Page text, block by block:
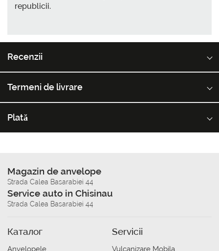
republicii.
Recenzii
Termeni de livrare
Plată
Magazin de anvelope
Strada Calea Basarabiei 44
Service auto in Chisinau
Strada Calea Basarabiei 44
Каталог
Anvelopele
Servicii
Vulcanizare Mobila